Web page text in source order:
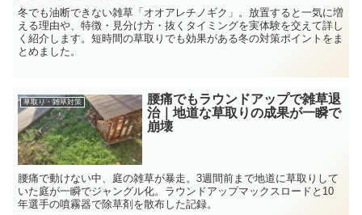
冬でも油断できない雑草「オオアレチノギク」。放置すると一気に増
える理由や、特徴・見分け方・抜くタイミングを実体験を交えて詳し
く紹介します。短時間の草取りでも効果がある冬の対策ポイントをま
とめました。
草取り・雑草対策
腰痛でもラウンドアップで雑草退
治｜地道な草取りの成果が一瞬で
崩壊
腰痛で動けない中、庭の雑草が暴走。3週間前まで地道に草取りして
いた庭が一瞬でジャングル化。ラウンドアップマックスロードと10
年選手の噴霧器で除草剤を散布した記録。